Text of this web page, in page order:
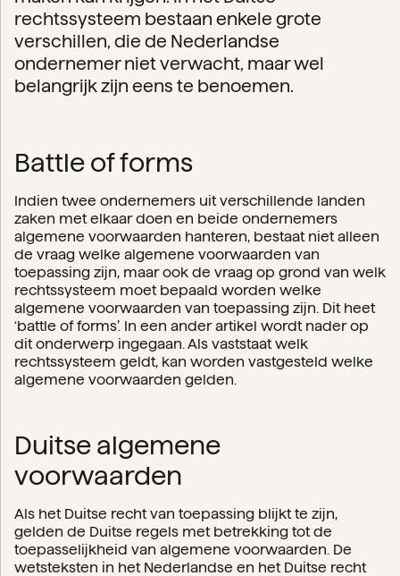
rechtssysteem bestaan enkele grote
verschillen, die de Nederlandse
ondernemer niet verwacht, maar wel
belangrijk zijn eens te benoemen.
Battle of forms
Indien twee ondernemers uit verschillende landen
zaken met elkaar doen en beide ondernemers
algemene voorwaarden hanteren, bestaat niet alleen
de vraag welke algemene voorwaarden van
toepassing zijn, maar ook de vraag op grond van welk
rechtssysteem moet bepaald worden welke
algemene voorwaarden van toepassing zijn. Dit heet
‘battle of forms’. In een ander artikel wordt nader op
dit onderwerp ingegaan. Als vaststaat welk
rechtssysteem geldt, kan worden vastgesteld welke
algemene voorwaarden gelden.
Duitse algemene
voorwaarden
Als het Duitse recht van toepassing blijkt te zijn,
gelden de Duitse regels met betrekking tot de
toepasselijkheid van algemene voorwaarden. De
wetsteksten in het Nederlandse en het Duitse recht